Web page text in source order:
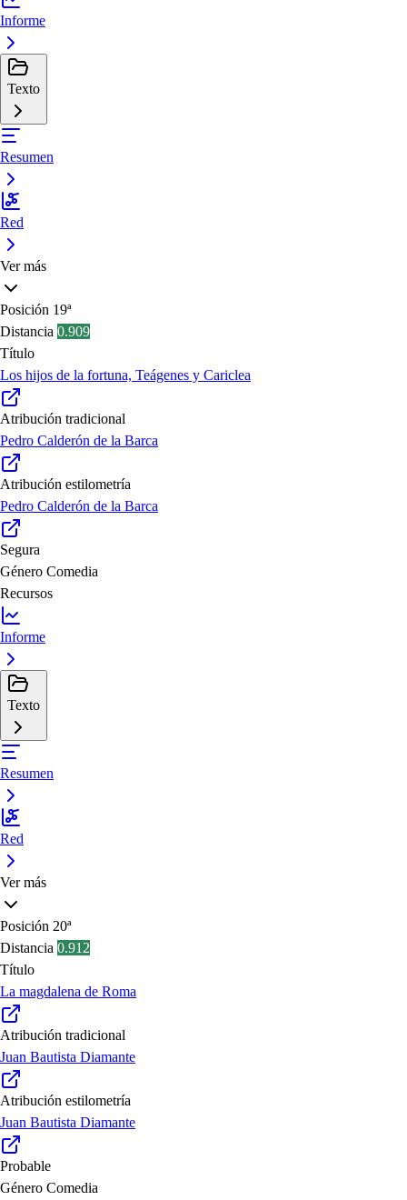
Informe
Texto
Resumen
Red
Ver más
Posición 19ª
Distancia 0.909
Título
Los hijos de la fortuna, Teágenes y Cariclea
Atribución tradicional
Pedro Calderón de la Barca
Atribución estilometría
Pedro Calderón de la Barca
Segura
Género Comedia
Recursos
Informe
Texto
Resumen
Red
Ver más
Posición 20ª
Distancia 0.912
Título
La magdalena de Roma
Atribución tradicional
Juan Bautista Diamante
Atribución estilometría
Juan Bautista Diamante
Probable
Género Comedia